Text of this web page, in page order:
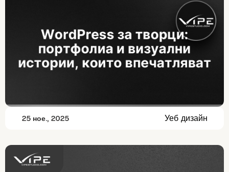
25 ное., 2025 Уеб дизайн